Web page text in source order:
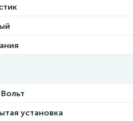
установка